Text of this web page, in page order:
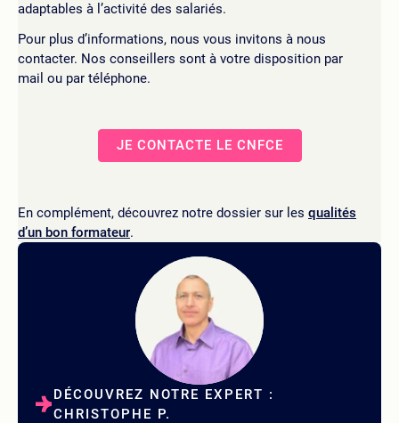
adaptables à l’activité des salariés.
Pour plus d’informations, nous vous invitons à nous
contacter. Nos conseillers sont à votre disposition par
mail ou par téléphone.
JE CONTACTE LE CNFCE
En complément, découvrez notre dossier sur les qualités
d’un bon formateur.
DÉCOUVREZ NOTRE EXPERT :
CHRISTOPHE P.